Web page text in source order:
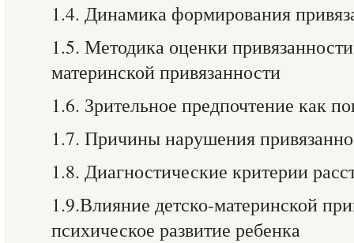
1.4. Динамика формирования
1.5. Методика оценки
материнской привязанности
1.6. Зрительное предпочтение как
1.7. Причины нарушения
1.8. Диагностические критерии
1.9.Влияние детско-материнской
психическое развитие ребенка